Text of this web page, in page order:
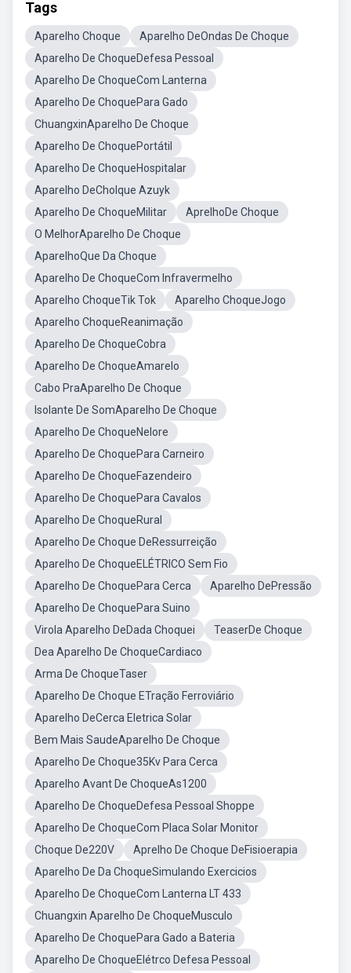
Tags
Aparelho Choque
Aparelho DeOndas De Choque
Aparelho De ChoqueDefesa Pessoal
Aparelho De ChoqueCom Lanterna
Aparelho De ChoquePara Gado
ChuangxinAparelho De Choque
Aparelho De ChoquePortátil
Aparelho De ChoqueHospitalar
Aparelho DeCholque Azuyk
Aparelho De ChoqueMilitar
AprelhoDe Choque
O MelhorAparelho De Choque
AparelhoQue Da Choque
Aparelho De ChoqueCom Infravermelho
Aparelho ChoqueTik Tok
Aparelho ChoqueJogo
Aparelho ChoqueReanimação
Aparelho De ChoqueCobra
Aparelho De ChoqueAmarelo
Cabo PraAparelho De Choque
Isolante De SomAparelho De Choque
Aparelho De ChoqueNelore
Aparelho De ChoquePara Carneiro
Aparelho De ChoqueFazendeiro
Aparelho De ChoquePara Cavalos
Aparelho De ChoqueRural
Aparelho De Choque DeRessurreição
Aparelho De ChoqueELÉTRICO Sem Fio
Aparelho De ChoquePara Cerca
Aparelho DePressão
Aparelho De ChoquePara Suino
Virola Aparelho DeDada Choquei
TeaserDe Choque
Dea Aparelho De ChoqueCardiaco
Arma De ChoqueTaser
Aparelho De Choque ETração Ferroviário
Aparelho DeCerca Eletrica Solar
Bem Mais SaudeAparelho De Choque
Aparelho De Choque35Kv Para Cerca
Aparelho Avant De ChoqueAs1200
Aparelho De ChoqueDefesa Pessoal Shoppe
Aparelho De ChoqueCom Placa Solar Monitor
Choque De220V
Aprelho De Choque DeFisioerapia
Aparelho De Da ChoqueSimulando Exercicios
Aparelho De ChoqueCom Lanterna LT 433
Chuangxin Aparelho De ChoqueMusculo
Aparelho De ChoquePara Gado a Bateria
Aparelho De ChoqueElétrco Defesa Pessoal